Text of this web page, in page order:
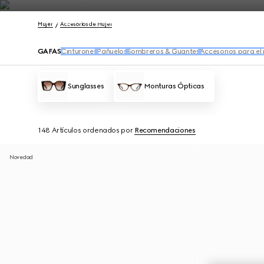
Póngase en contacto con nosotros
Mujer Accesorios de Mujer
GAFAS Cinturones Pañuelos Sombreros & Guantes Accesorios para el
Sunglasses Monturas Ópticas
148 Artículos ordenados por Recomendaciones
Novedad